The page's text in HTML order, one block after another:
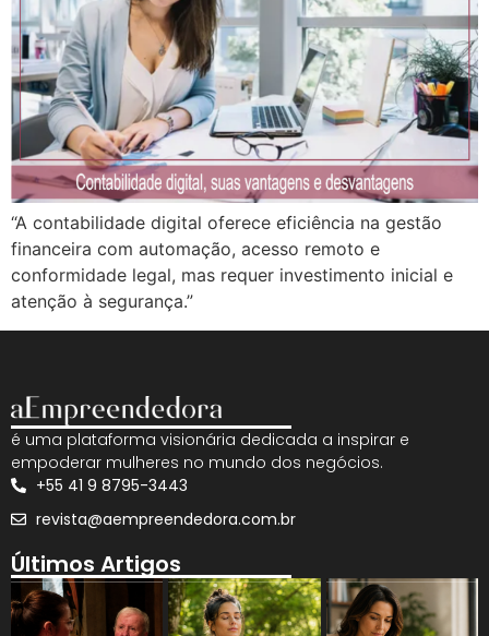
“A contabilidade digital oferece eficiência na gestão
financeira com automação, acesso remoto e
conformidade legal, mas requer investimento inicial e
atenção à segurança.”
é uma plataforma visionária dedicada a inspirar e
empoderar mulheres no mundo dos negócios.
+55 41 9 8795-3443
revista@aempreendedora.com.br
Últimos Artigos